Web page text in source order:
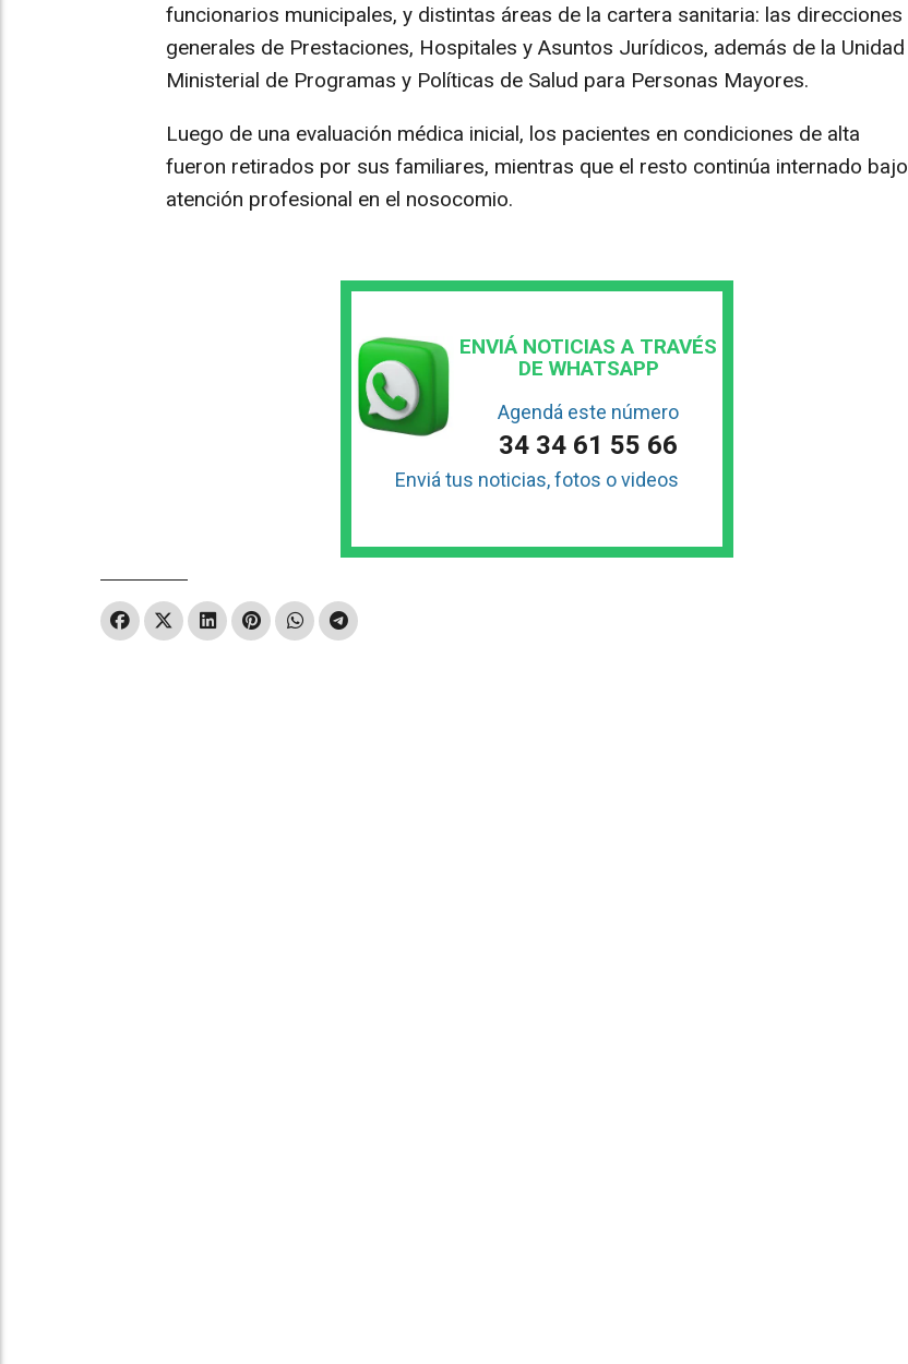
funcionarios municipales, y distintas áreas de la cartera sanitaria: las direcciones
generales de Prestaciones, Hospitales y Asuntos Jurídicos, además de la Unidad
Ministerial de Programas y Políticas de Salud para Personas Mayores.
Luego de una evaluación médica inicial, los pacientes en condiciones de alta
fueron retirados por sus familiares, mientras que el resto continúa internado bajo
atención profesional en el nosocomio.
ENVIÁ NOTICIAS A TRAVÉS
DE WHATSAPP
Agendá este número
34 34 61 55 66
Enviá tus noticias, fotos o videos